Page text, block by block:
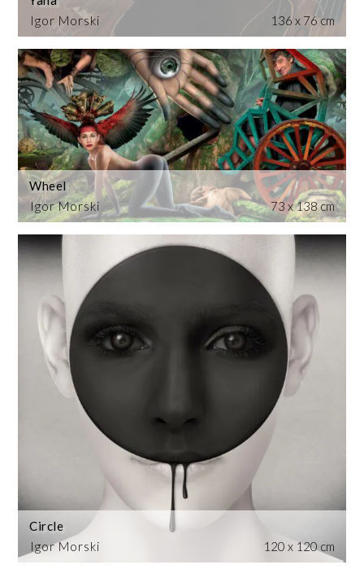
Igor Morski
136 x 76 cm
Igor Morski
Wheel
73 x 138 cm
Igor Morski
Circle
120 x 120 cm